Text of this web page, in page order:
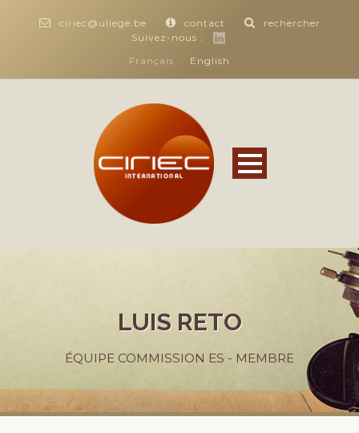
ciriec@uliege.be contact
rechercher
Suivez-nous :
Français
English
LUIS RETO
ÉQUIPE COMMISSION ES - MEMBRE